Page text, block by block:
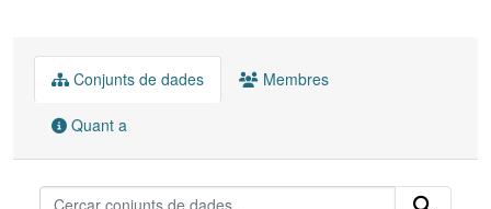
Conjunts de dades Membres
Quant a